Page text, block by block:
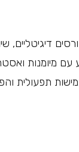
דיגיטליים,
מיומנות
תפעולית